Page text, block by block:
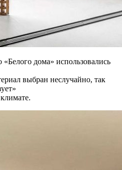
дома» использовались
выбран неслучайно, так